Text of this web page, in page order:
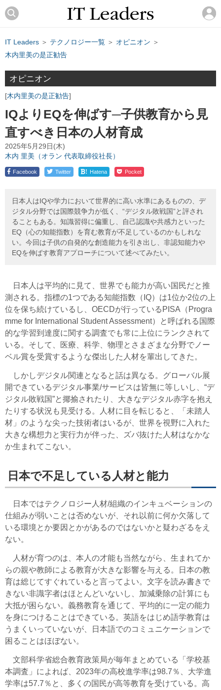
IT Leaders ＞ テクノロジー一覧 ＞ オピニオン ＞
木内里美の是正勧告
オピニオン
木内里美の是正勧告
IQよりEQを伸ばす─子供教育から見
直すべき日本の人材育成
2025年5月29日(木)
木内 里美（オラン 代表取締役社長）
Facebook Twitter ! Hatena Pocket
日本人はIQや学力において世界的に高い水準にあるものの、デ
ジタル分野では国際競争力が低く、“デジタル敗戦国”と評され
ることもある。知識習得に偏重し、自己認識や共感力といった
EQ（心の知能指数）を育む教育が不足しているのかもしれな
い。今回は子供の自発的な創造能力を引き出し、非認知能力や
EQを伸ばす教育アプローチについて述べてみたい。
日本人は平均的に見て、世界でも能力が高い国民だと推
測される。指標の1つである知能指数（IQ）は1位か2位の上
位を保ち続けているし、OECDが行っているPISA（Progra
mme for International Student Assessment）と呼ばれる国際
的な学習到達度に関する調査でも常に上位にランクされて
いる。そして、医療、科学、物理とさまざまな分野でノー
ベル賞を受賞するような傑出した人材を輩出してきた。
しかしデジタル関連となると話は異なる。グローバル展
開できているデジタル事業/サービスは皆無に等しいし、“デ
ジタル敗戦国”と揶揄されたり、大きなデジタル赤字を抱え
たりする状況も見受ける。人材に目を転じると、「未踏人
材」のような尖った技術者はいるが、世界を視野に入れた
大きな構想力と実行力が伴った、ズバ抜けた人材はなかな
か生まれてこない。
日本で不足している人材と能力
日本ではテクノロジー人材/組織のインキュベーションの
仕組みが弱いことは否めないが、それ以前に何か欠落して
いる環境とか要因とかがあるのではないかと疑わざるをえ
ない。
人材が育つのは、本人の才能も当然ながら、生まれてか
らの親や教師による教育が大きな影響を与える。日本の教
育は総じてすぐれていると言ってよい。文字を読み書きで
きない非識字者はほとんどいないし、加減乗除の計算にも
大抵が困らない。義務教育を通じて、平均的に一定の能力
を身につけることはできている。英語をはじめ語学教育は
うまくいっていないが、日本語でのコミュニケーションで
困ることはほぼない。
文部科学省総合教育政策局が毎年まとめている「学校基
本調査」によれば、2023年の高校進学率は98.7％、大学進
学率は57.7％と、多くの国民が高等教育を受けている。高